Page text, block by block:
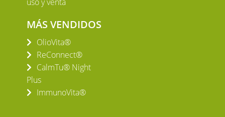
MÁS VENDIDOS
OlioVita®
ReConnect®
CalmTu® Night
Plus
ImmunoVita®